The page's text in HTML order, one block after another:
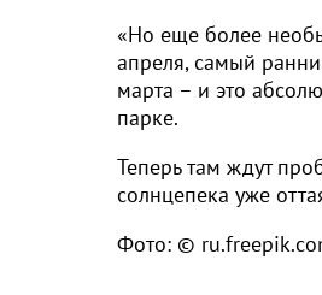
«Но еще более
апреля, самый
марта – и это
парке.
Теперь там ждут
солнцепека уже
Фото: ©